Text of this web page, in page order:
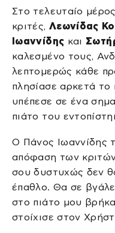
Στο τελευταίο
κριτές, Λεωνίδας
Ιωαννίδης και
καλεσμένο τους,
λεπτομερώς κάθε
πλησίασε αρκετά
υπέπεσε σε ένα
πιάτο του
Ο Πάνος Ιωαννίδης
απόφαση των
σου δυστυχώς δεν
έπαθλο. Θα σε
στο πιάτο μου
στοίχισε στον